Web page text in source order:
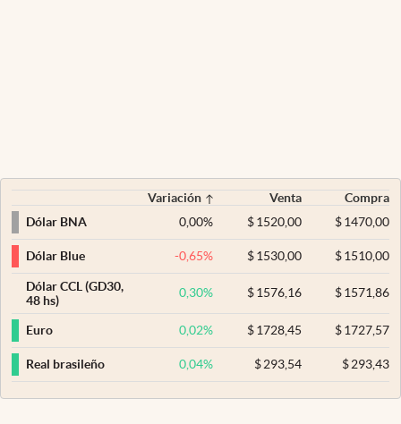
Variación Venta
Compra
Dólar BNA
0,00% $ 1520,00 $1470,00
Dólar Blue -0,65% $ 1530,00 $1510,00
Dólar CCL (GD30,
48 hs)
0,30% $ 1576,16 $1571,86
Euro 0,02% $ 1728,45 $1727,57
Real brasileño 0,04% $ 293,54 $293,43